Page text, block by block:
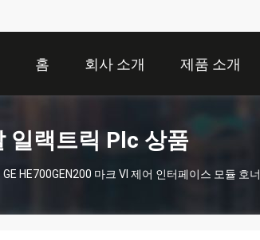
홈 회사 소개 제품 소개
일랙트릭 Plc 상품
GE HE700GEN200 마크 VI 제어 인터페이스 모듈 호너